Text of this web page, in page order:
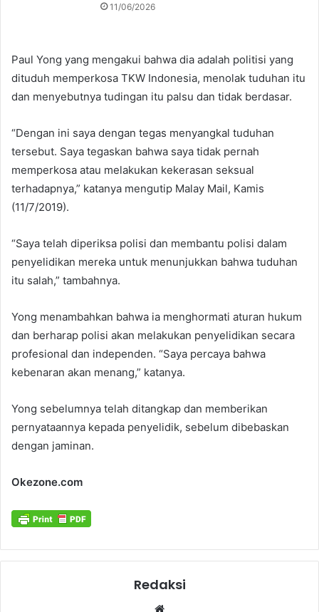
11/06/2026
Paul Yong yang mengakui bahwa dia adalah politisi yang
dituduh memperkosa TKW Indonesia, menolak tuduhan itu
dan menyebutnya tudingan itu palsu dan tidak berdasar.
“Dengan ini saya dengan tegas menyangkal tuduhan
tersebut. Saya tegaskan bahwa saya tidak pernah
memperkosa atau melakukan kekerasan seksual
terhadapnya,” katanya mengutip Malay Mail, Kamis
(11/7/2019).
“Saya telah diperiksa polisi dan membantu polisi dalam
penyelidikan mereka untuk menunjukkan bahwa tuduhan
itu salah,” tambahnya.
Yong menambahkan bahwa ia menghormati aturan hukum
dan berharap polisi akan melakukan penyelidikan secara
profesional dan independen. “Saya percaya bahwa
kebenaran akan menang,” katanya.
Yong sebelumnya telah ditangkap dan memberikan
pernyataannya kepada penyelidik, sebelum dibebaskan
dengan jaminan.
Okezone.com
Redaksi